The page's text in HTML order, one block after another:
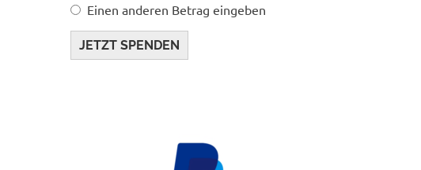
Einen anderen Betrag eingeben
JETZT SPENDEN